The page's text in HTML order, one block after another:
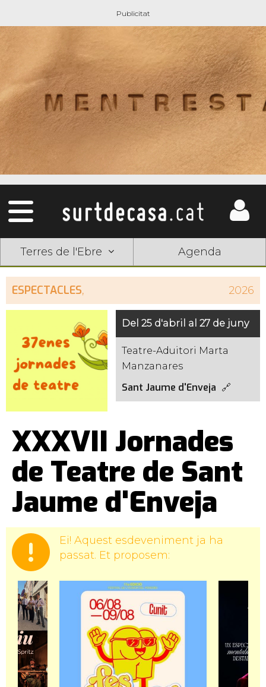
Terres de l'Ebre Agenda
ESPECTACLES, 2026
Del 25 d'abril al 27 de juny
Teatre-Aduitori Marta
Manzanares
Sant Jaume d'Enveja
XXXVII Jornades
de Teatre de Sant
Jaume d'Enveja
Ei! Aquest esdeveniment ja ha
passat. Et proposem: